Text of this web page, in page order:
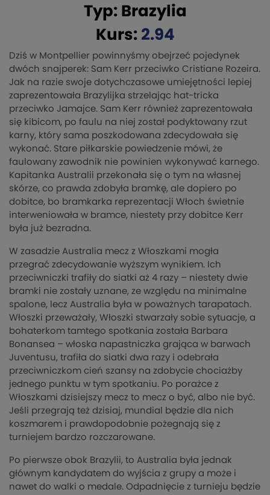
Typ: Brazylia
Kurs: 2.94
Dziś w Montpellier powinnyśmy obejrzeć pojedynek
dwóch snajperek: Sam Kerr przeciwko Cristiane Rozeira.
Jak na razie swoje dotychczasowe umiejętności lepiej
zaprezentowała Brazylijka strzelając hat-tricka
przeciwko Jamajce. Sam Kerr również zaprezentowała
się kibicom, po faulu na niej został podyktowany rzut
karny, który sama poszkodowana zdecydowała się
wykonać. Stare piłkarskie powiedzenie mówi, że
faulowany zawodnik nie powinien wykonywać karnego.
Kapitanka Australii przekonała się o tym na własnej
skórze, co prawda zdobyła bramkę, ale dopiero po
dobitce, bo bramkarka reprezentacji Włoch świetnie
interweniowała w bramce, niestety przy dobitce Kerr
była już bezradna.
W zasadzie Australia mecz z Włoszkami mogła
przegrać zdecydowanie wyższym wynikiem. Ich
przeciwniczki trafiły do siatki aż 4 razy – niestety dwie
bramki nie zostały uznane, ze względu na minimalne
spalone, lecz Australia była w poważnych tarapatach.
Włoszki przeważały, Włoszki stwarzały sobie sytuacje, a
bohaterkom tamtego spotkania została Barbara
Bonansea – włoska napastniczka grająca w barwach
Juventusu, trafiła do siatki dwa razy i odebrała
przeciwniczkom cień szansy na zdobycie chociażby
jednego punktu w tym spotkaniu. Po porażce z
Włoszkami dzisiejszy mecz to mecz o być, albo nie być.
Jeśli przegrają też dzisiaj, mundial będzie dla nich
koszmarem i prawdopodobnie pożegnają się z
turniejem bardzo rozczarowane.
Po pierwsze obok Brazylii, to Australia była jednak
głównym kandydatem do wyjścia z grupy a może i
nawet do walki o medale. Odpadnięcie z turnieju będzie